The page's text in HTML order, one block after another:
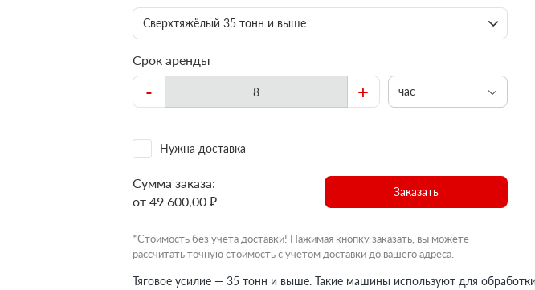
Сверхтяжёлый 35 тонн и выше
Срок аренды
- + час
Нужна доставка
Сумма заказа:
от 49 600,00 ₽
Заказать
*Стоимость без учета доставки! Нажимая кнопку заказать, вы можете
рассчитать точную стоимость с учетом доставки до вашего адреса.
Тяговое усилие — 35 тонн и выше. Такие машины используют для